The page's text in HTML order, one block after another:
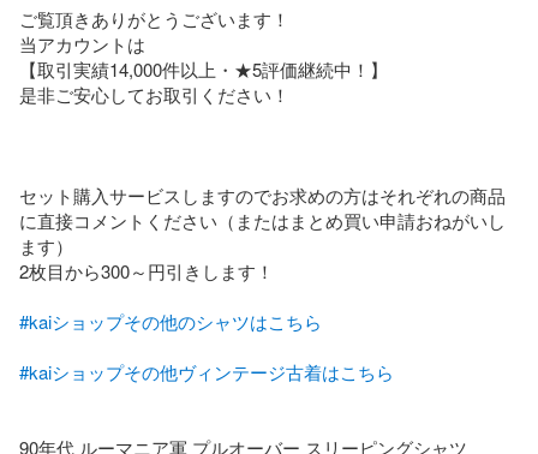
ご覧頂きありがとうございます！
当アカウントは
【取引実績14,000件以上・★5評価継続中！】
是非ご安心してお取引ください！
セット購入サービスしますのでお求めの方はそれぞれの商品
に直接コメントください（またはまとめ買い申請おねがいし
ます）
2枚目から300～円引きします！
#kaiショップその他のシャツはこちら
#kaiショップその他ヴィンテージ古着はこちら
90年代 ルーマニア軍 プルオーバー スリーピングシャツ